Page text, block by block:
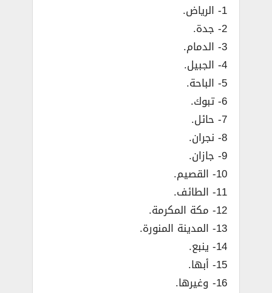
1- الرياض.
2- جدة.
3- الدمام.
4- الجبيل.
5- الباحة.
6- تبوك.
7- حائل.
8- نجران.
9- جازان.
10- القصيم.
11- الطائف.
12- مكة المكرمة.
13- المدينة المنورة.
14- ينبع.
15- أبها.
16- وغيرها.